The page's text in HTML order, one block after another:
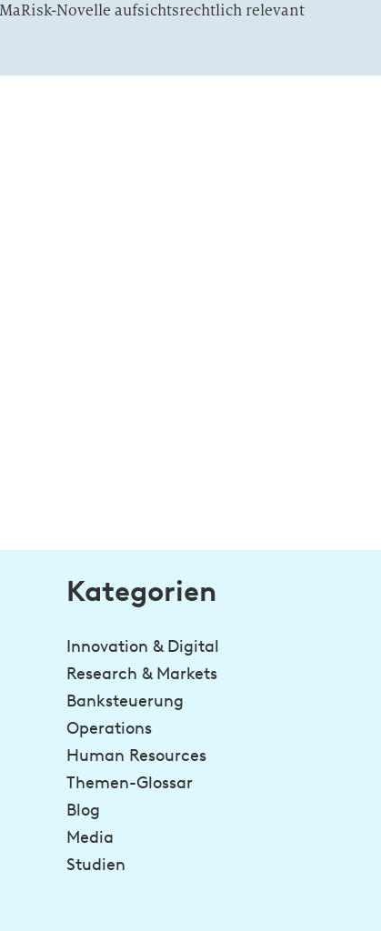
Novelle aufsichtsrechtlich relevant
Kategorien
Innovation & Digital
Research & Markets
Banksteuerung
Operations
Human Resources
Themen-Glossar
Blog
Media
Studien